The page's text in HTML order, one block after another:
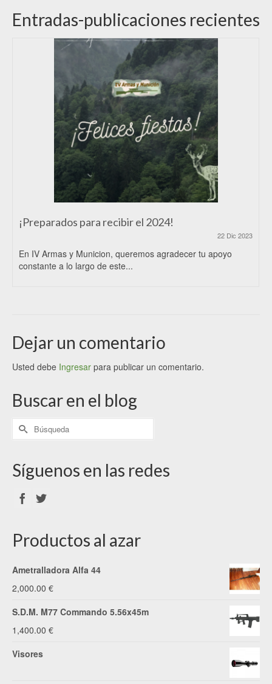
Entradas-publicaciones recientes
¡Preparados para recibir el 2024!
22 Dic 2023
En IV Armas y Municion, queremos agradecer tu apoyo
constante a lo largo de este...
Dejar un comentario
Usted debe Ingresar para publicar un comentario.
Buscar en el blog
Síguenos en las redes
Productos al azar
Ametralladora Alfa 44
2,000.00 €
S.D.M. M77 Commando 5.56x45m
1,400.00 €
Visores